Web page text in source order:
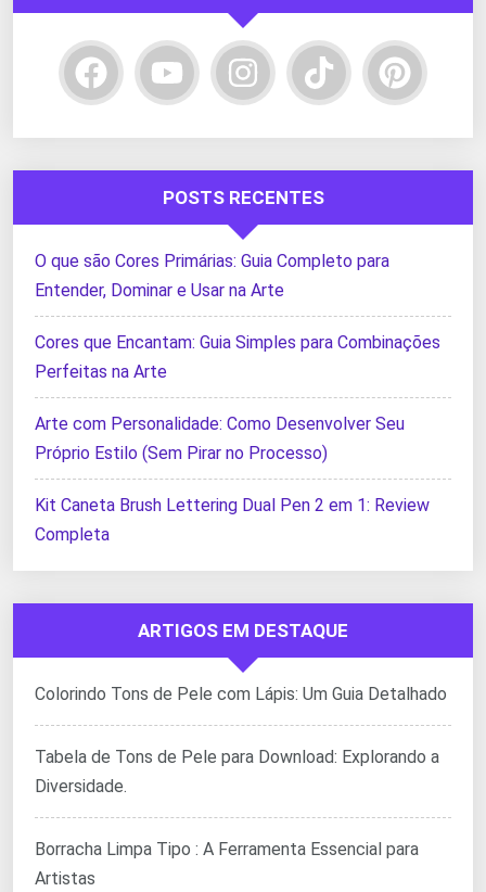
POSTS RECENTES
O que são Cores Primárias: Guia Completo para
Entender, Dominar e Usar na Arte
Cores que Encantam: Guia Simples para Combinações
Perfeitas na Arte
Arte com Personalidade: Como Desenvolver Seu
Próprio Estilo (Sem Pirar no Processo)
Kit Caneta Brush Lettering Dual Pen 2 em 1: Review
Completa
ARTIGOS EM DESTAQUE
Colorindo Tons de Pele com Lápis: Um Guia Detalhado
Tabela de Tons de Pele para Download: Explorando a
Diversidade.
Borracha Limpa Tipo : A Ferramenta Essencial para
Artistas